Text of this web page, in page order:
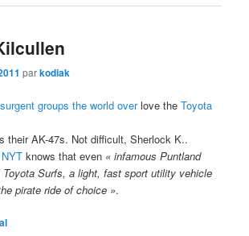
parkodiak
groups the world overlove theToyota
their AK-47s. Not difficult, Sherlock K..
knows that even « infamous Puntland
Surfs, a light, fast sport utility vehicle
pirate ride of choice ».